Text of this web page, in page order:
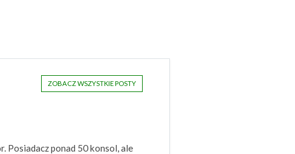
ZOBACZ WSZYSTKIE POSTY
Posiadacz ponad 50 konsol, ale